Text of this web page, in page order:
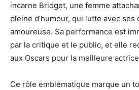
incarne Bridget, une femme
pleine d’humour, qui lutte avec ses
amoureuse. Sa performance est
par la critique et le public, et elle
aux Oscars pour la meilleure
Ce rôle emblématique marque un